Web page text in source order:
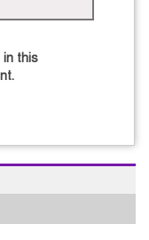
in this